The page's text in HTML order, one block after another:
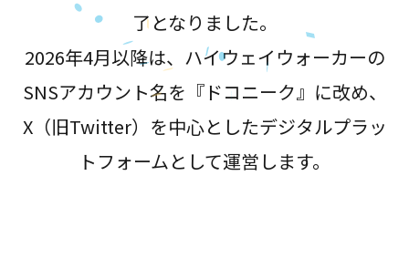
了となりました。
2026年4月以降は、ハイウェイウォーカーの
SNSアカウント名を『ドコニーク』に改め、
X（旧Twitter）を中心としたデジタルプラッ
トフォームとして運営します。